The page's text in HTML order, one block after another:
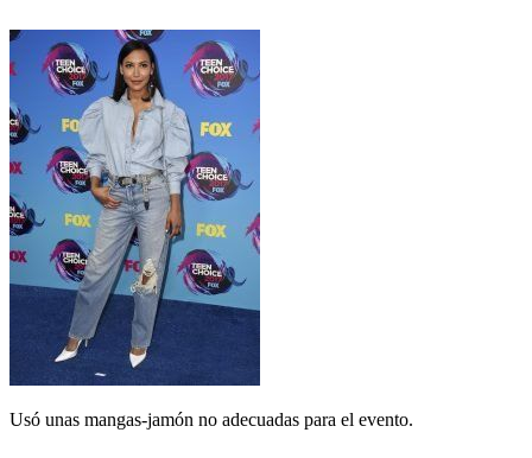
Usó unas mangas-jamón no adecuadas para el evento.